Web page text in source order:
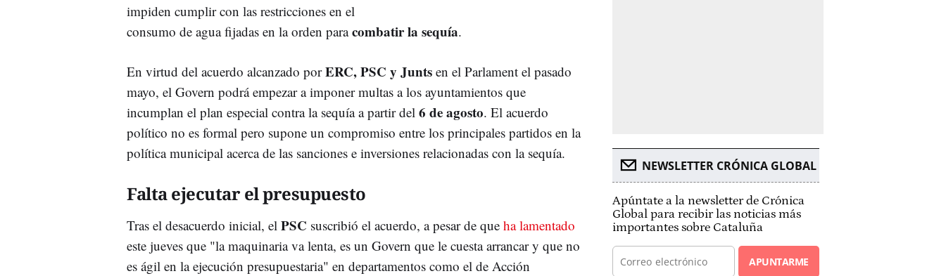
impiden cumplir con las restricciones en el
consumo de agua fijadas en la orden paracombatir la sequía.
En virtud del acuerdo alcanzado porERC, PSC y Junts en el Parlament el pasado
mayo, el Govern podrá empezar a imponer multas a los ayuntamientos que
incumplan el plan especial contra la sequía a partir del 6 de agosto. El acuerdo
político no es formal pero supone un compromiso entre los principales partidos en la
política municipal acerca de las sanciones e inversiones relacionadas con la sequía.
Falta ejecutar el presupuesto
Tras el desacuerdo inicial, el PSC suscribió el acuerdo, a pesar de que ha lamentado
este jueves que "la maquinaria va lenta, es un Govern que le cuesta arrancar y que no
es ágil en la ejecución presupuestaria" en departamentos como el de Acción
NEWSLETTER CRÓNICA GLOBAL
Apúntate a la newsletter de Crónica
Global para recibir las noticias más
importantes sobre Cataluña
APUNTARME